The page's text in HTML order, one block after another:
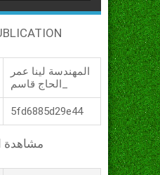
المهندسة لينا عمر
5fd6885d29e44
مشاهدة